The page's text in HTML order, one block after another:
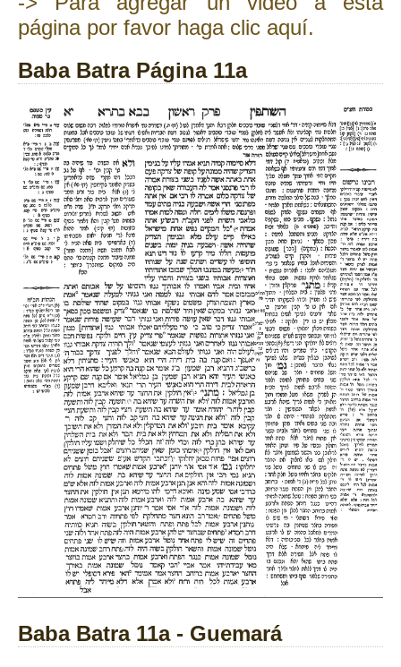
página por favor haga clic aquí.
Baba Batra Página 11a
Baba Batra 11a - Guemará